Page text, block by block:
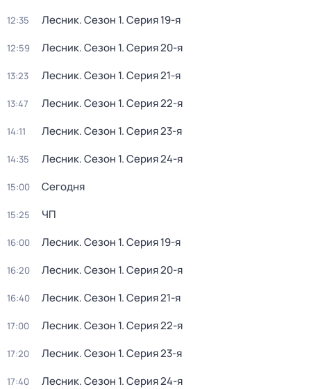
12:35 Лесник. Сезон 1. Серия 19-я
12:59 Лесник. Сезон 1. Серия 20-я
13:23 Лесник. Сезон 1. Серия 21-я
13:47 Лесник. Сезон 1. Серия 22-я
14:11 Лесник. Сезон 1. Серия 23-я
14:35 Лесник. Сезон 1. Серия 24-я
15:00 Сегодня
15:25 ЧП
16:00 Лесник. Сезон 1. Серия 19-я
16:20 Лесник. Сезон 1. Серия 20-я
16:40 Лесник. Сезон 1. Серия 21-я
17:00 Лесник. Сезон 1. Серия 22-я
17:20 Лесник. Сезон 1. Серия 23-я
17:40 Лесник. Сезон 1. Серия 24-я